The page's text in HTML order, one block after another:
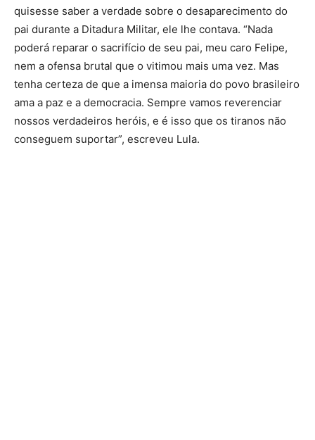
quisesse saber a verdade sobre o desaparecimento do
pai durante a Ditadura Militar, ele lhe contava. “Nada
poderá reparar o sacrifício de seu pai, meu caro Felipe,
nem a ofensa brutal que o vitimou mais uma vez. Mas
tenha certeza de que a imensa maioria do povo brasileiro
ama a paz e a democracia. Sempre vamos reverenciar
nossos verdadeiros heróis, e é isso que os tiranos não
conseguem suportar”, escreveu Lula.